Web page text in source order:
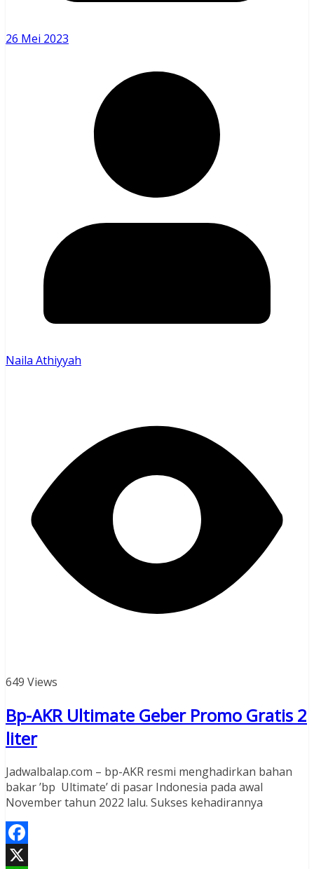
26 Mei 2023
Naila Athiyyah
649 Views
Bp-AKR Ultimate Geber Promo Gratis 2
liter
Jadwalbalap.com – bp-AKR resmi menghadirkan bahan
bakar ’bp Ultimate’ di pasar Indonesia pada awal
November tahun 2022 lalu. Sukses kehadirannya
Facebook